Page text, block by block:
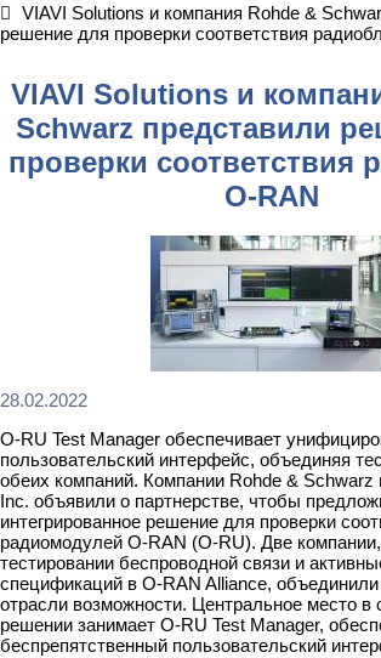
VIAVI Solutions и компания Rohde &
решение для проверки соответствия
VIAVI Solutions и
Schwarz представили
проверки соответствия
O-RAN
28.02.2022
O-RU Test Manager обеспечивает
пользовательский интерфейс, объединяя
обеих компаний. Компании Rohde & Schwarz
Inc. объявили о партнерстве, чтобы
интегрированное решение для проверки
радиомодулей O-RAN (O-RU). Две
тестировании беспроводной связи и
спецификаций в O-RAN Alliance,
отрасли возможности. Центральное место в
решении занимает O-RU Test Manager,
беспрепятственный пользовательский